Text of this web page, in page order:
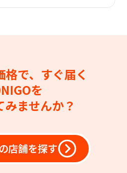
格で、すぐ届く
を
みませんか？
店舗を探す